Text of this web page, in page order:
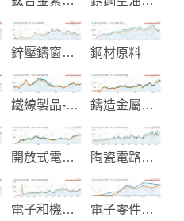
鋅壓鑄窗簾五金-汽配五金 鋼材原料
鐵線製品-置物示架-廚房配件 鑄造金屬閥門零件
開放式電源供應器 陶瓷電路板設計製造
電子和機電開關 電子零件和機械元件製造